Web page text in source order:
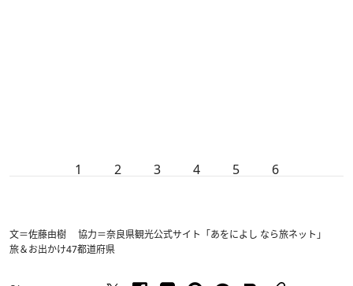
1 2 3 4 5 6
文＝佐藤由樹 協力＝奈良県観光公式サイト「あをによし なら旅ネット」
旅＆お出かけ47都道府県